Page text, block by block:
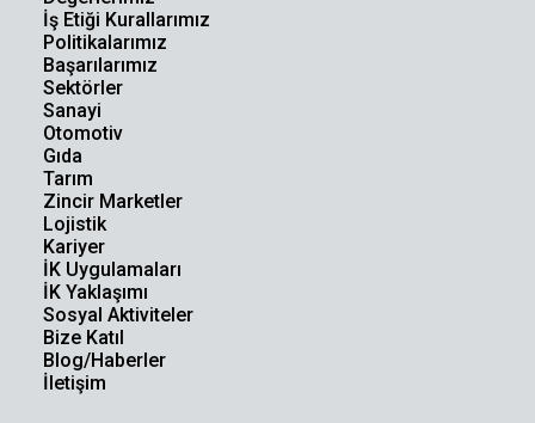
İş Etiği Kurallarımız
Politikalarımız
Başarılarımız
Sektörler
Sanayi
Otomotiv
Gıda
Tarım
Zincir Marketler
Lojistik
Kariyer
İK Uygulamaları
İK Yaklaşımı
Sosyal Aktiviteler
Bize Katıl
Blog/Haberler
İletişim